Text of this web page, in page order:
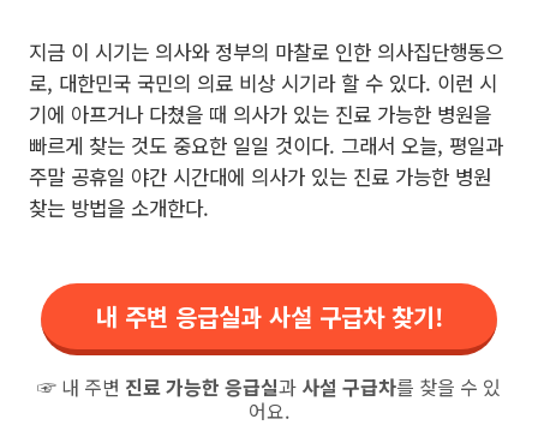
지금 이 시기는 의사와 정부의 마찰로 인한 의사집단행동으
로, 대한민국 국민의 의료 비상 시기라 할 수 있다. 이런 시
기에 아프거나 다쳤을 때 의사가 있는 진료 가능한 병원을
빠르게 찾는 것도 중요한 일일 것이다. 그래서 오늘, 평일과
주말 공휴일 야간 시간대에 의사가 있는 진료 가능한 병원
찾는 방법을 소개한다.
내 주변 응급실과 사설 구급차 찾기!
☞ 내 주변 진료 가능한 응급실과 사설 구급차를 찾을 수 있
어요.